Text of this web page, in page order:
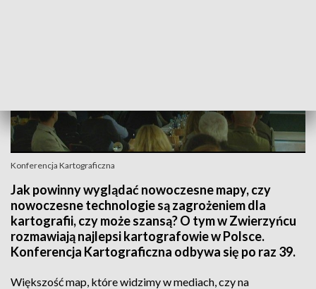
Konferencja Kartograficzna
Jak powinny wyglądać nowoczesne mapy, czy
nowoczesne technologie są zagrożeniem dla
kartografii, czy może szansą? O tym w Zwierzyńcu
rozmawiają najlepsi kartografowie w Polsce.
Konferencja Kartograficzna odbywa się po raz 39.
Większość map, które widzimy w mediach, czy na